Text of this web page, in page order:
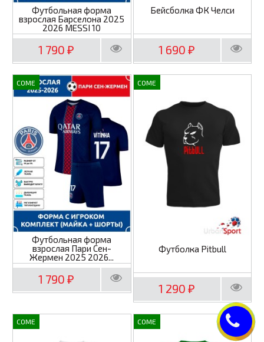
Футбольная форма
взрослая Барселона 2025
2026 MESSI 10
1 790₽
Бейсболка ФК Челси
1 690₽
COME
Футбольная форма
взрослая Пари Сен-
Жермен 2025 2026...
1 790₽
COME
Футболка Pitbull
1 290₽
COME COME